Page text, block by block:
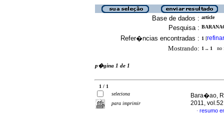
Base de dados : article
Pesquisa :
Refer�ncias encontradas : 1 [refinar
Mostrando: 1 .. 1 no
p�gina 1 de 1
1 / 1
seleciona
para imprimir
Bara�ao,
2011,
· resumo